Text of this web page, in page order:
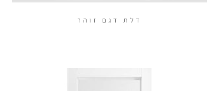
דלת דגם זוהר